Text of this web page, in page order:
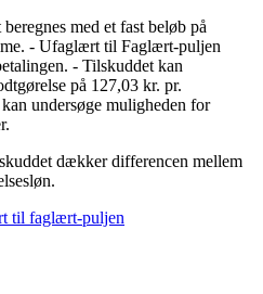
med et fast beløb på
- Ufaglært til Faglært-puljen
- Tilskuddet kan
på 127,03 kr. pr.
undersøge muligheden for
dækker differencen mellem
til faglært-puljen